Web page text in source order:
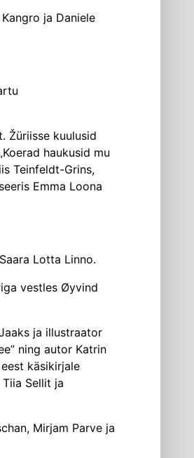
ja Daniele
Žüriisse kuulusid
hauku­sid mu
Teinfeldt-Grins,
Emma Loona
Lotta Linno.
vestles Øyvind
ja illustraator
ning autor Katrin
käsikirjale
Sellit ja
Mirjam Parve ja